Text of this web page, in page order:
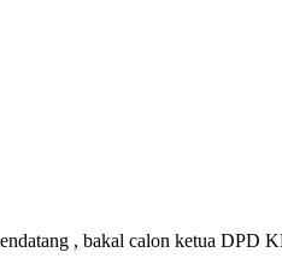
, bakal calon ketua DPD